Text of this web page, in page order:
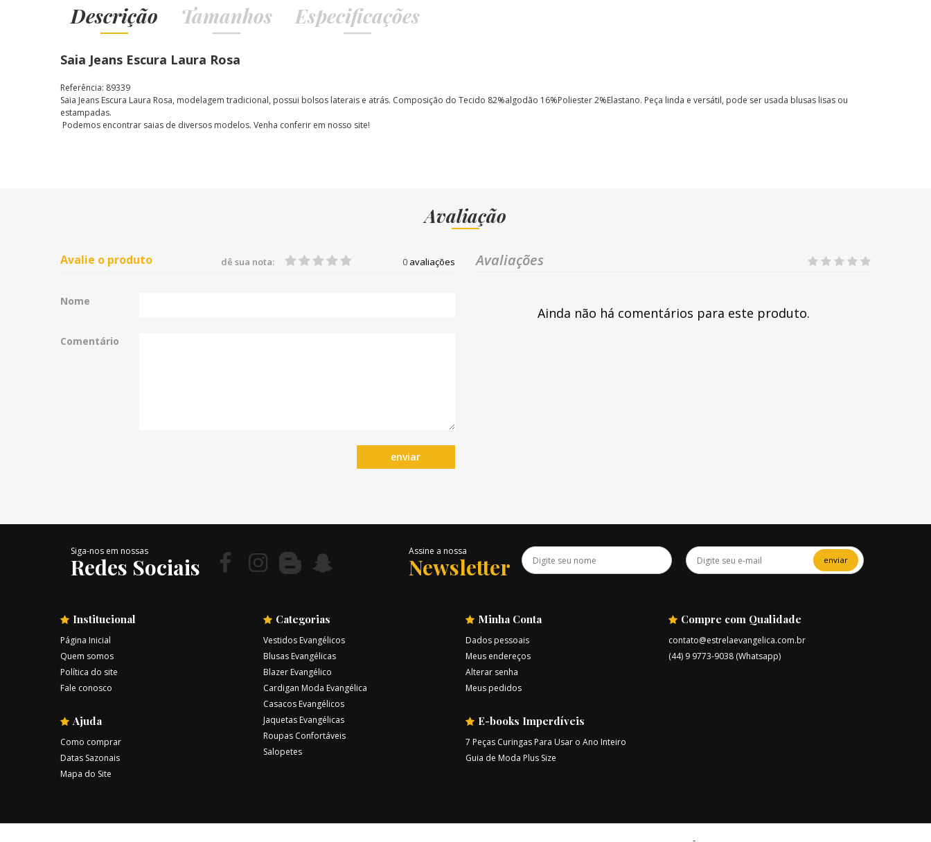
Descrição
Saia Jeans Escura Laura Rosa
Referência: 89339
Saia Jeans Escura Laura Rosa, modelagem tradicional, possui bolsos laterais e atrás. Composição do Tecido 82%algodão 16%Poliester 2%Elastano. Peça linda e versátil, pode ser usada blusas lisas ou
estampadas.
Podemos encontrar saias de diversos modelos. Venha conferir em nosso site!
Tamanhos Especificações
Avaliação
Avalie o produto 0 avaliações
dê sua nota:
Nome
Comentário
enviar
Avaliações
Ainda não há comentários para este produto.
Siga-nos em nossas
Redes Sociais
Assine a nossa
Newsletter enviar
Institucional
Página Inicial
Quem somos
Política do site
Fale conosco
Ajuda
Como comprar
Datas Sazonais
Mapa do Site
Categorias
Vestidos Evangélicos
Blusas Evangélicas
Blazer Evangélico
Cardigan Moda Evangélica
Casacos Evangélicos
Jaquetas Evangélicas
Roupas Confortáveis
Salopetes
Minha Conta
Dados pessoais
Meus endereços
Alterar senha
Meus pedidos
E-books Imperdíveis
7 Peças Curingas Para Usar o Ano Inteiro
Guia de Moda Plus Size
Compre com Qualidade
contato@estrelaevangelica.com.br
(44) 9 9773-9038 (Whatsapp)